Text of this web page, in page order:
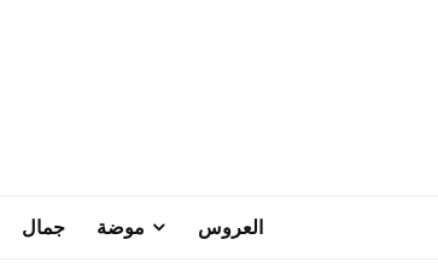
العروس موضة جمال